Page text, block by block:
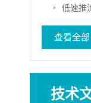
低速推
查看全部
技术